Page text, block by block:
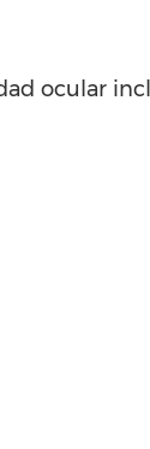
ocular